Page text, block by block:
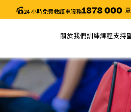
24 小時免費救護車服務
關於我們
主席的話
年度報告
職位空缺
訓練課程
課程列表
課程搜尋
課程時間表
颱風及暴雨
更改考試日
電子表格
支持
義工